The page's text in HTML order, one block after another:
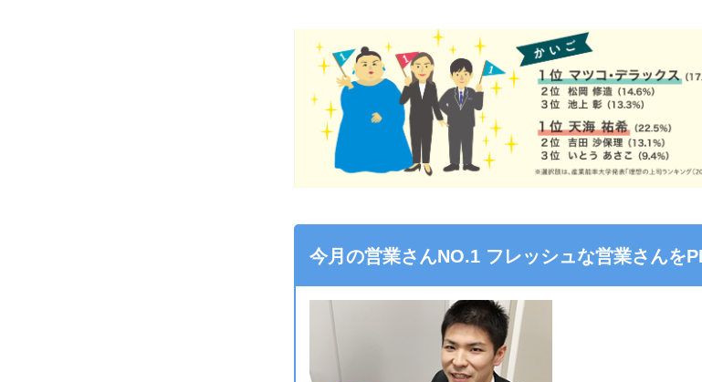
今月の営業さんNO.1 フレッシュな営業さんを